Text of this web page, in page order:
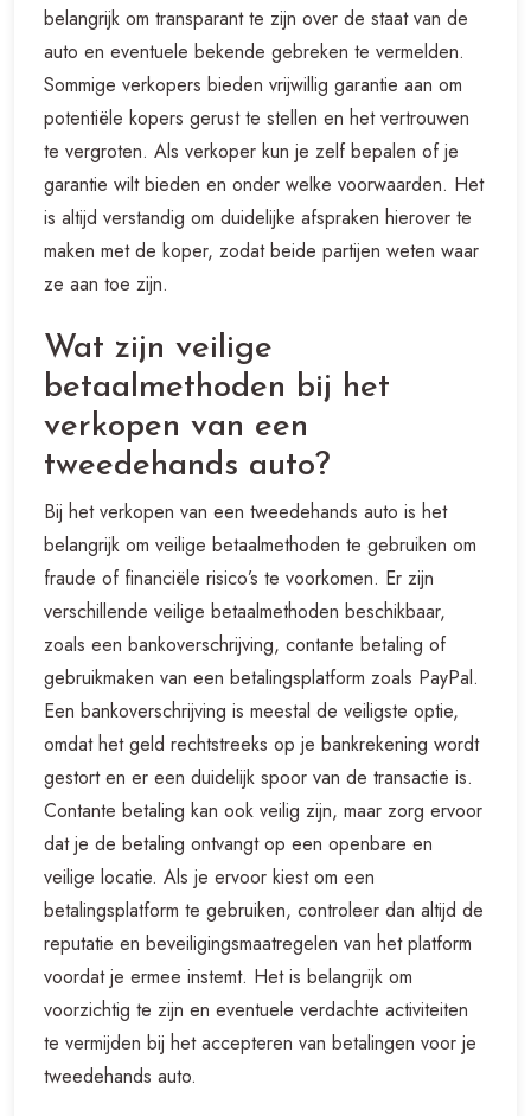
belangrijk om transparant te zijn over de staat van de
auto en eventuele bekende gebreken te vermelden.
Sommige verkopers bieden vrijwillig garantie aan om
potentiële kopers gerust te stellen en het vertrouwen
te vergroten. Als verkoper kun je zelf bepalen of je
garantie wilt bieden en onder welke voorwaarden. Het
is altijd verstandig om duidelijke afspraken hierover te
maken met de koper, zodat beide partijen weten waar
ze aan toe zijn.
Wat zijn veilige
betaalmethoden bij het
verkopen van een
tweedehands auto?
Bij het verkopen van een tweedehands auto is het
belangrijk om veilige betaalmethoden te gebruiken om
fraude of financiële risico’s te voorkomen. Er zijn
verschillende veilige betaalmethoden beschikbaar,
zoals een bankoverschrijving, contante betaling of
gebruikmaken van een betalingsplatform zoals PayPal.
Een bankoverschrijving is meestal de veiligste optie,
omdat het geld rechtstreeks op je bankrekening wordt
gestort en er een duidelijk spoor van de transactie is.
Contante betaling kan ook veilig zijn, maar zorg ervoor
dat je de betaling ontvangt op een openbare en
veilige locatie. Als je ervoor kiest om een
betalingsplatform te gebruiken, controleer dan altijd de
reputatie en beveiligingsmaatregelen van het platform
voordat je ermee instemt. Het is belangrijk om
voorzichtig te zijn en eventuele verdachte activiteiten
te vermijden bij het accepteren van betalingen voor je
tweedehands auto.